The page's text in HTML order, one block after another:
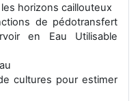
horizons caillouteux
de pédotransfert
en Eau Utilisable
cultures pour estimer